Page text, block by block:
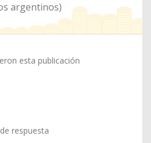
argentinos)
esta publicación
respuesta